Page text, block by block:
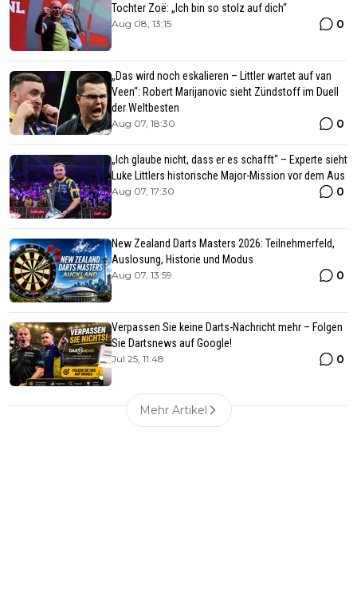
Tochter Zoë: „Ich bin so stolz auf dich“
Aug 08, 13:15 0
„Das wird noch eskalieren – Littler wartet auf van
Veen“: Robert Marijanovic sieht Zündstoff im Duell
der Weltbesten
Aug 07, 18:30 0
„Ich glaube nicht, dass er es schafft“ – Experte sieht
Luke Littlers historische Major-Mission vor dem Aus
Aug 07, 17:30 0
New Zealand Darts Masters 2026: Teilnehmerfeld,
Auslosung, Historie und Modus
Aug 07, 13:59 0
Verpassen Sie keine Darts-Nachricht mehr – Folgen
Sie Dartsnews auf Google!
Jul 25, 11:48 0
Mehr Artikel